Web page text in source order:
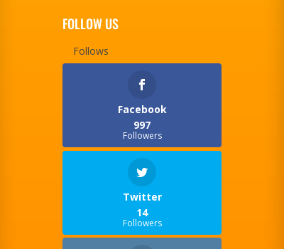
FOLLOW US
Follows
Facebook
997
Followers
Twitter
14
Followers